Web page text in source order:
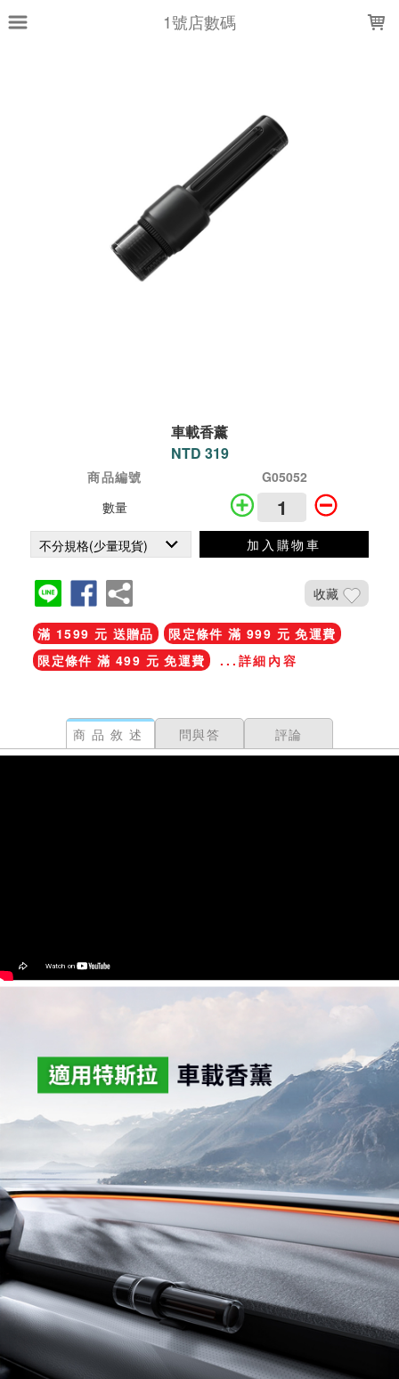
1號店數碼
車載香薰
NTD 319
商品編號
G05052
數量
加入購物車
收藏
滿 1599 元 送贈品
限定條件 滿 999 元 免運費
限定條件 滿 499 元 免運費
...詳細內容
商品敘述 問與答 評論